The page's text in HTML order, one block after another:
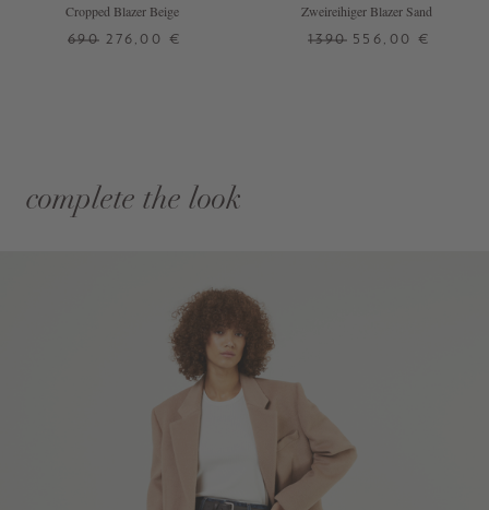
Cropped Blazer Beige
690 276,00 €
Zweireihiger Blazer Sand
1390 556,00 €
complete the look